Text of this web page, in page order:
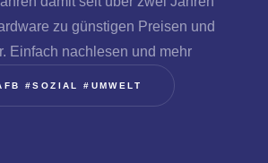
zu günstigen Preisen und
Einfach nachlesen und mehr
#SOZIAL #UMWELT